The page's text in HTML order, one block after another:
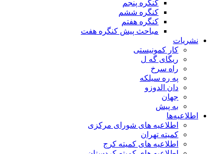
کنگره پنجم
کنگره ششم
کنگره هفتم
مباحث پیش کنگره هفت
نشریات
کار کمونیستی
ریگای گه ل
راه سرخ
په ره سیلکه
دان الدوزو
جهان
به پیش
اطلاعیه‌ها
اطلاعیه های شورای مرکزی
کمیته تهران
اطلاعیه های کمیته کرج